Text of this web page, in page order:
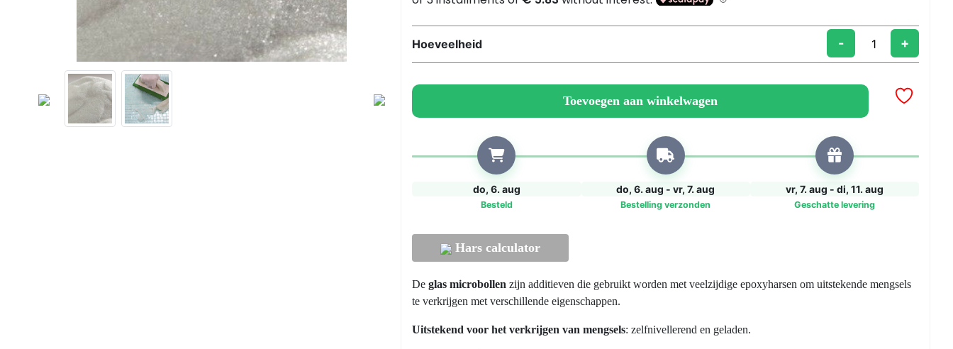
Hoeveelheid
MICROSPHERE
GLAS
POWDER)
Verdikkingsmiddel
- +
Toevoegen aan winkelwagen
do, 6. aug
Besteld
do, 6. aug - vr, 7. aug
Bestelling verzonden
vr, 7. aug - di, 11. aug
Geschatte levering
Hars calculator
Deglas microbollen zijn additieven die gebruikt worden met veelzijdige epoxyharsen om uitstekende mengsels
te verkrijgen met verschillende eigenschappen.
Uitstekend voor het verkrijgen van mengsels: zelfnivellerend en geladen.